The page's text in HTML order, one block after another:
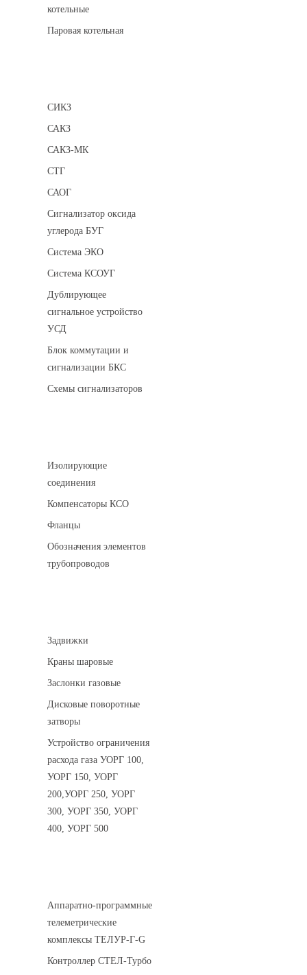
котельные
Паровая котельная
СИКЗ
САКЗ
САКЗ-МК
СТГ
САОГ
Сигнализатор оксида
углерода БУГ
Система ЭКО
Система КСОУГ
Дублирующее
сигнальное устройство
УСД
Блок коммутации и
сигнализации БКС
Схемы сигнализаторов
Изолирующие
соединения
Компенсаторы КСО
Фланцы
Обозначения элементов
трубопроводов
Задвижки
Краны шаровые
Заслонки газовые
Дисковые поворотные
затворы
Устройство ограничения
расхода газа УОРГ 100,
УОРГ 150, УОРГ
200,УОРГ 250, УОРГ
300, УОРГ 350, УОРГ
400, УОРГ 500
Аппаратно-программные
телеметрические
комплексы ТЕЛУР-Г-G
Контроллер СТЕЛ-Турбо